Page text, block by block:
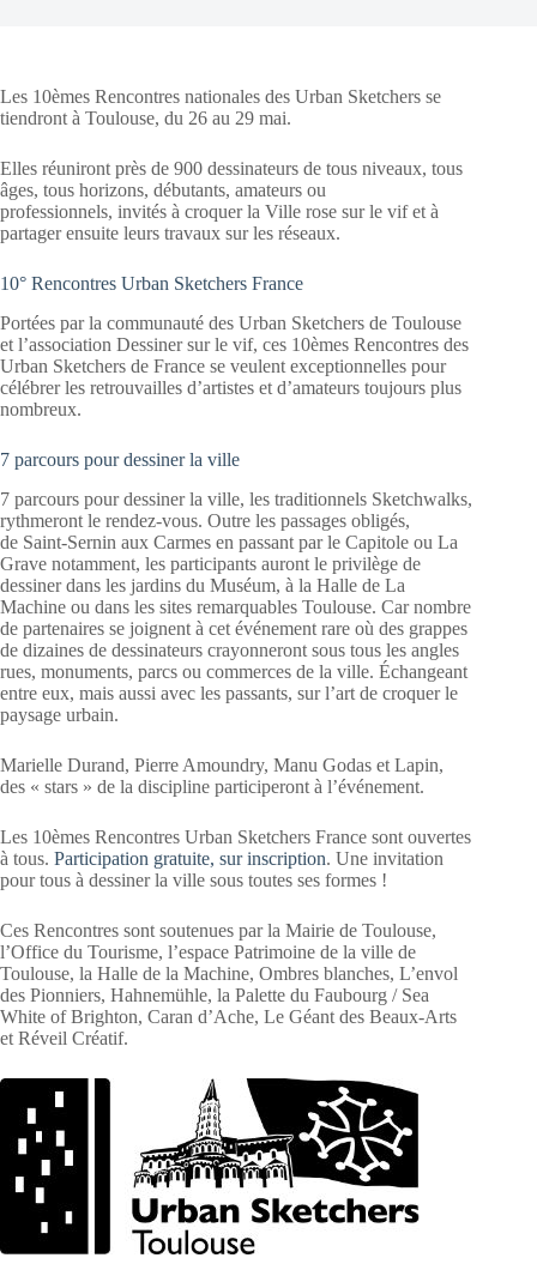
Les 10èmes Rencontres nationales des Urban Sketchers se
tiendront à Toulouse, du 26 au 29 mai.
Elles réuniront près de 900 dessinateurs de tous niveaux, tous
âges, tous horizons, débutants, amateurs ou
professionnels, invités à croquer la Ville rose sur le vif et à
partager ensuite leurs travaux sur les réseaux.
10° Rencontres Urban Sketchers France
Portées par la communauté des Urban Sketchers de Toulouse
et l’association Dessiner sur le vif, ces 10èmes Rencontres des
Urban Sketchers de France se veulent exceptionnelles pour
célébrer les retrouvailles d’artistes et d’amateurs toujours plus
nombreux.
7 parcours pour dessiner la ville
7 parcours pour dessiner la ville, les traditionnels Sketchwalks,
rythmeront le rendez-vous. Outre les passages obligés,
de Saint-Sernin aux Carmes en passant par le Capitole ou La
Grave notamment, les participants auront le privilège de
dessiner dans les jardins du Muséum, à la Halle de La
Machine ou dans les sites remarquables Toulouse. Car nombre
de partenaires se joignent à cet événement rare où des grappes
de dizaines de dessinateurs crayonneront sous tous les angles
rues, monuments, parcs ou commerces de la ville. Échangeant
entre eux, mais aussi avec les passants, sur l’art de croquer le
paysage urbain.
Marielle Durand, Pierre Amoundry, Manu Godas et Lapin,
des « stars » de la discipline participeront à l’événement.
Les 10èmes Rencontres Urban Sketchers France sont ouvertes
à tous. Participation gratuite, sur inscription. Une invitation
pour tous à dessiner la ville sous toutes ses formes !
Ces Rencontres sont soutenues par la Mairie de Toulouse,
l’Office du Tourisme, l’espace Patrimoine de la ville de
Toulouse, la Halle de la Machine, Ombres blanches, L’envol
des Pionniers, Hahnemühle, la Palette du Faubourg / Sea
White of Brighton, Caran d’Ache, Le Géant des Beaux-Arts
et Réveil Créatif.